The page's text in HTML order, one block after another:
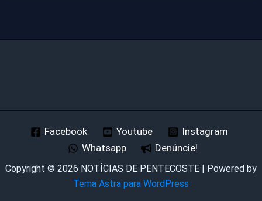
Facebook Youtube
Instagram
Whatsapp
Denúncie!
Copyright © 2026 NOTÍCIAS DE PENTECOSTE | Powered by
Tema Astra para WordPress